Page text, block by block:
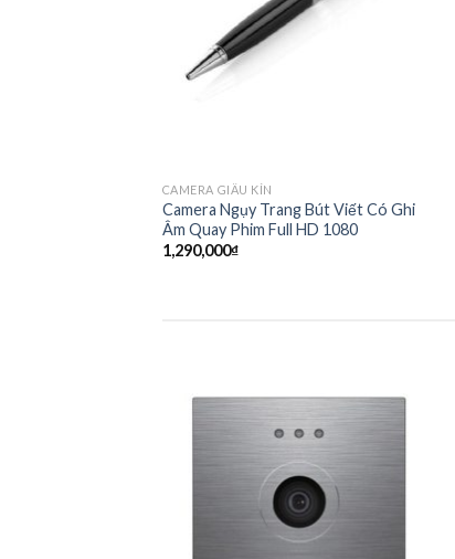
CAMERA GIẤU KÍN
Camera Ngụy Trang Bút Viết Có Ghi
Âm Quay Phim Full HD 1080
1,290,000₫